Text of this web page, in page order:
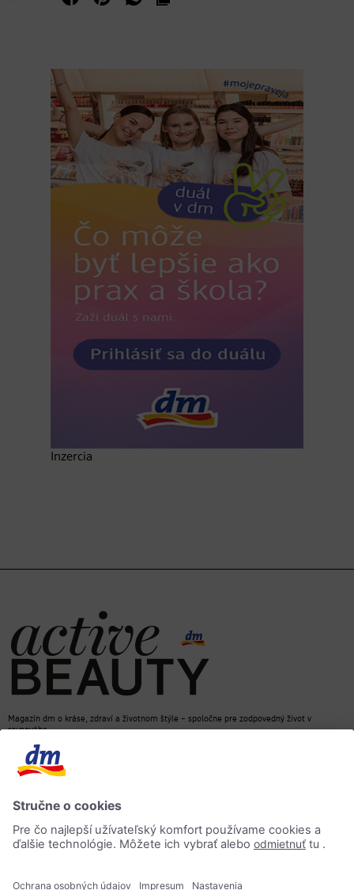
Inzercia
Magazín dm o kráse, zdraví a životnom štýle – spoločne pre zodpovedný život v
rovnováhe